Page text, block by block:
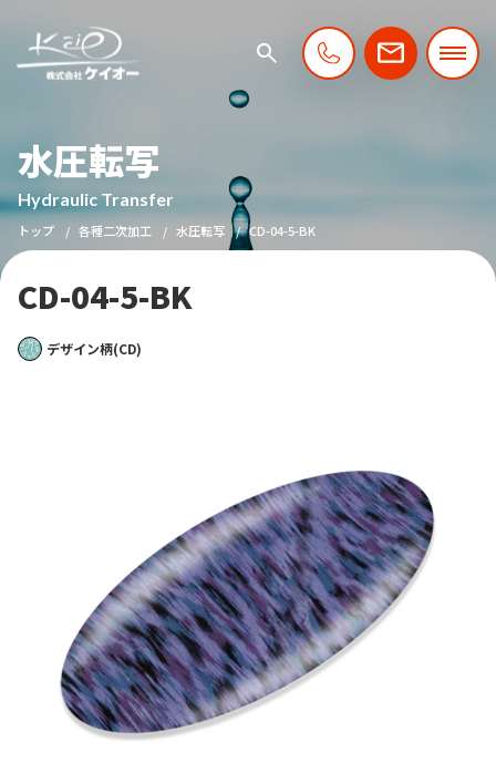
水圧転写
Hydraulic Transfer
トップ 各種二次加工 水圧転写 CD-04-5-BK
CD-04-5-BK
デザイン柄(CD)